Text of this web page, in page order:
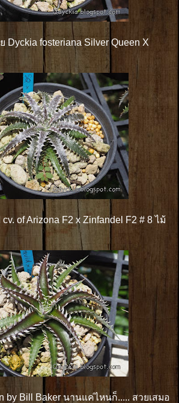
Dyckia fosteriana Silver Queen X
of Arizona F2 x Zinfandel F2 # 8 ไม้
by Bill Baker นานแค่ไหนก็..... สวยเสมอ